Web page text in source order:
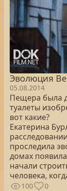
Эволюция
05.08.2014
Пещера была
туалеты
вот какие?
Екатерина
проследила
домах
начали
человека,
100 0